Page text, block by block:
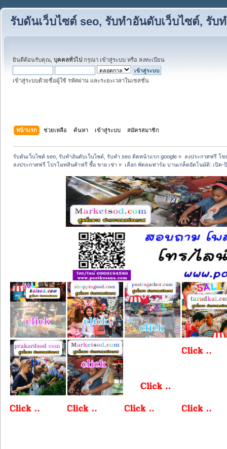
รับดันเว็บไซต์ seo, รับทำอันดับเว็บไซต์, รับ
ยินดีต้อนรับคุณ, บุคคลทั่วไป กรุณา เข้าสู่ระบบ หรือ ลงทะเบียน
เข้าสู่ระบบด้วยชื่อผู้ใช้ รหัสผ่าน และระยะเวลาในเซสชั่น
หน้าแรก ช่วยเหลือ ค้นหา เข้าสู่ระบบ สมัครสมาชิก
รับดันเว็บไซต์ seo, รับทำอันดับเว็บไซต์, รับทำ seo ติดหน้าแรก google » ลงประกาศฟรี โ
ลงประกาศฟรี โปรโมทสินค้าฟรี ซื้อ ขาย เช่า » เลือก พัดลมฟาร์ม บานเกล็ดอัตโนมัติ: เปิด-